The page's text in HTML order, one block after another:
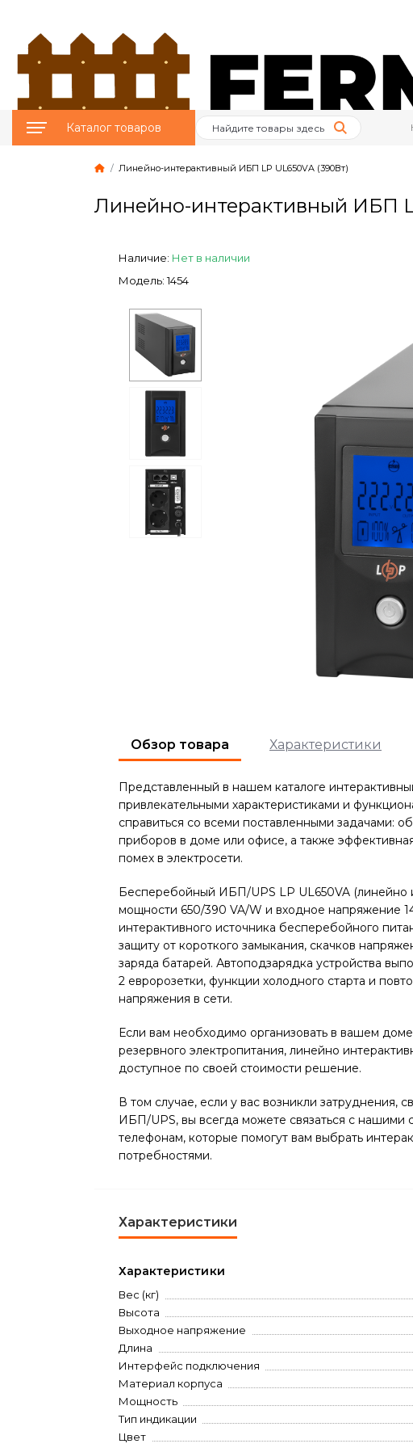
Каталог товаров
Птицеводство
Животноводство
Пчеловодство
оборудование
Линейно-интерактивный ИБП LP UL650VA (390Вт)
Линейно-интерактивный ИБП
Наличие: Нет в наличии
Модель: 1454
Обзор товара Характеристики
Представленный в нашем каталоге
привлекательными характеристиками и
справиться со всеми поставленными задачами:
приборов в доме или офисе, а также
помех в электросети.
Бесперебойный ИБП/UPS LP UL650VA (линейно
мощности 650/390 VA/W и входное напряжение
интерактивного источника бесперебойного
защиту от короткого замыкания, скачков
заряда батарей. Автоподзарядка устройства
2 евророзетки, функции холодного старта и
напряжения в сети.
Если вам необходимо организовать в вашем
резервного электропитания, линейно
доступное по своей стоимости решение.
В том случае, если у вас возникли
ИБП/UPS, вы всегда можете связаться с нашими
телефонам, которые помогут вам выбрать
потребностями.
Характеристики
Характеристики
Вес (кг)
Высота
Выходное напряжение
Длина
Интерфейс подключения
Материал корпуса
Мощность
Тип индикации
Цвет